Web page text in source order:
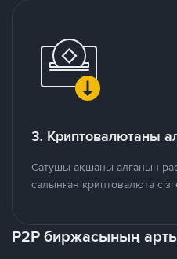
3. Криптовалютаны
Сатушы ақшаны алғанын
салынған криптовалюта
P2P биржасының